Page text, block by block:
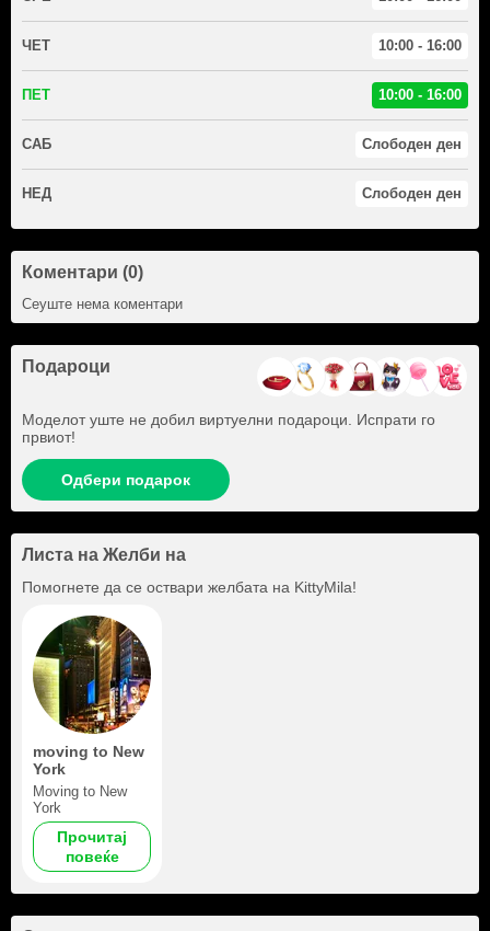
ЧЕТ 10:00 - 16:00
ПЕТ 10:00 - 16:00
САБ Слободен ден
НЕД Слободен ден
Коментари (0)
Сеуште нема коментари
Подароци
Моделот уште не добил виртуелни подароци. Испрати го
првиот!
Одбери подарок
Листа на Желби на
Помогнете да се оствари желбата на KittyMila!
moving to New
York
Moving to New
York
Прочитај
повеќе